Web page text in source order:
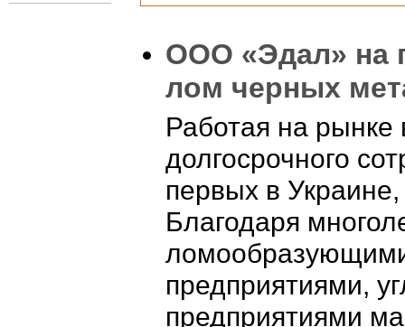
ООО «Эдал» на
лом черных
Работая на рынке
долгосрочного
первых в
Благодаря
предприятиями,
предприятиями